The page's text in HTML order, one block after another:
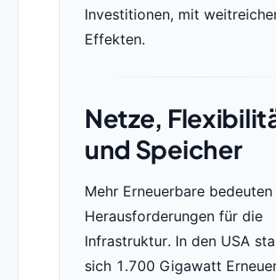
Investitionen, mit
Effekten.
Netze,
und Speicher
Mehr Erneuerbare
Herausforderungen für die
Infrastruktur. In den USA
sich 1.700 Gigawatt